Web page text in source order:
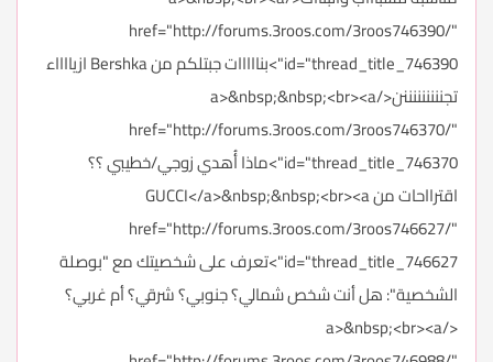
href="http://forums.3roos.com/3roos746390/"
id="thread_title_746390">بنااااات جبتلكم من Bershka ازيااااء
تجنننننننننن</a>&nbsp;&nbsp;<br><a
href="http://forums.3roos.com/3roos746370/"
id="thread_title_746370">ماذا أُهدي زوجي/خطيبي ؟؟
اقترااحات من GUCCI</a>&nbsp;&nbsp;<br><a
href="http://forums.3roos.com/3roos746627/"
id="thread_title_746627">تعرف على شخصيتك مع "بوصلة
الشخصية": هل أنت شخص شمالي؟ جنوبي؟ شرقي؟ أم غربي؟
</a>&nbsp;<br><a